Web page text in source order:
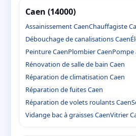
Caen (14000)
Assainissement CaenChauffagiste
Débouchage de canalisations Caen
Peinture CaenPlombier CaenPompe
Rénovation de salle de bain Caen
Réparation de climatisation Caen
Réparation de fuites Caen
Réparation de volets roulants Caen
Vidange bac à graisses CaenVitrier